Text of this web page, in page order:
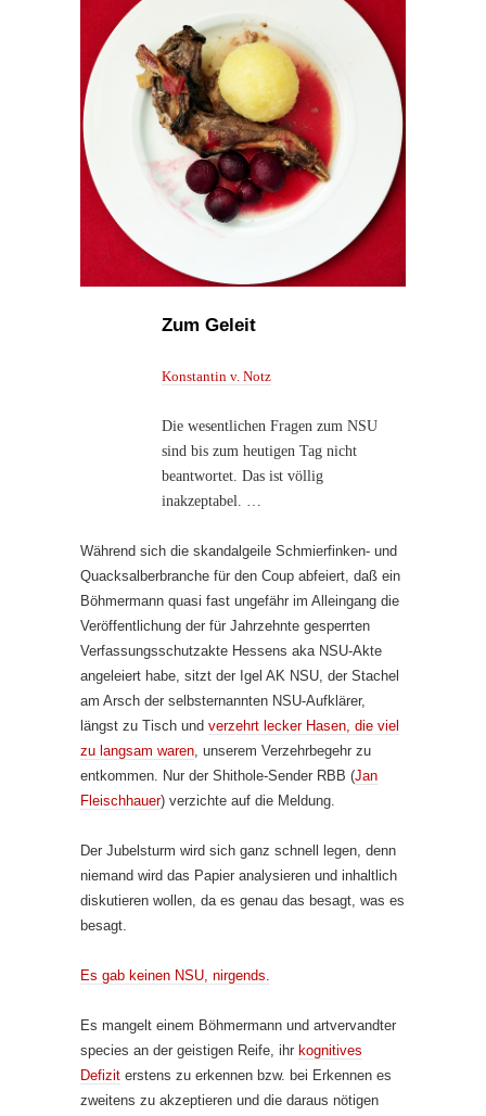
Zum Geleit
Konstantin v. Notz
Die wesentlichen Fragen zum NSU
sind bis zum heutigen Tag nicht
beantwortet. Das ist völlig
inakzeptabel. …
Während sich die skandalgeile Schmierfinken- und
Quacksalberbranche für den Coup abfeiert, daß ein
Böhmermann quasi fast ungefähr im Alleingang die
Veröffentlichung der für Jahrzehnte gesperrten
Verfassungsschutzakte Hessens aka NSU-Akte
angeleiert habe, sitzt der Igel AK NSU, der Stachel
am Arsch der selbsternannten NSU-Aufklärer,
längst zu Tisch und verzehrt lecker Hasen, die viel
zu langsam waren, unserem Verzehrbegehr zu
entkommen. Nur der Shithole-Sender RBB (Jan
Fleischhauer) verzichte auf die Meldung.
Der Jubelsturm wird sich ganz schnell legen, denn
niemand wird das Papier analysieren und inhaltlich
diskutieren wollen, da es genau das besagt, was es
besagt.
Es gab keinen NSU, nirgends.
Es mangelt einem Böhmermann und artvervandter
species an der geistigen Reife, ihr kognitives
Defizit erstens zu erkennen bzw. bei Erkennen es
zweitens zu akzeptieren und die daraus nötigen